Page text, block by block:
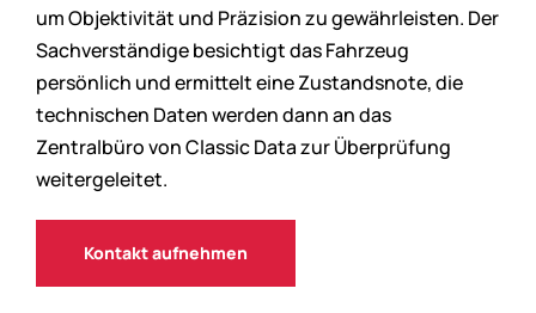
um Objektivität und Präzision zu gewährleisten. Der
Sachverständige besichtigt das Fahrzeug
persönlich und ermittelt eine Zustandsnote, die
technischen Daten werden dann an das
Zentralbüro von Classic Data zur Überprüfung
weitergeleitet.
Kontakt aufnehmen